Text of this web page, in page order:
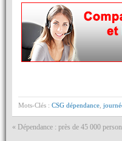
Mots-Clés : CSG dépendance
« Dépendance : près de 45 000